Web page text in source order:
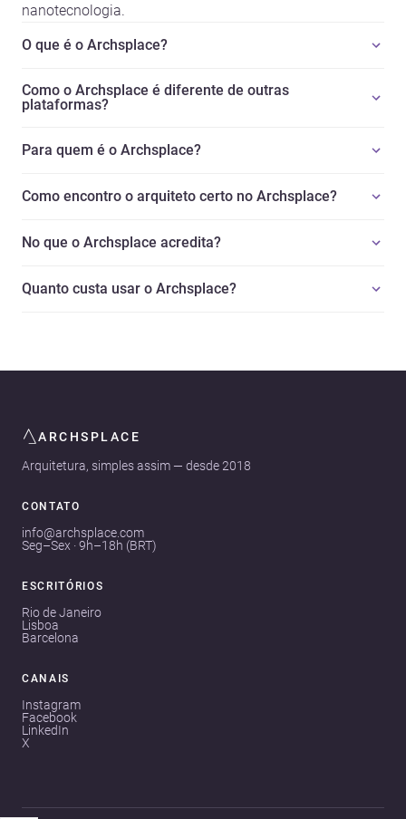
nanotecnologia.
O que é o Archsplace?
Como o Archsplace é diferente de outras
plataformas?
Para quem é o Archsplace?
Como encontro o arquiteto certo no Archsplace?
No que o Archsplace acredita?
Quanto custa usar o Archsplace?
ARCHSPLACE
Arquitetura, simples assim — desde 2018
CONTATO
info@archsplace.com
Seg–Sex · 9h–18h (BRT)
ESCRITÓRIOS
Rio de Janeiro
Lisboa
Barcelona
CANAIS
Instagram
Facebook
LinkedIn
X